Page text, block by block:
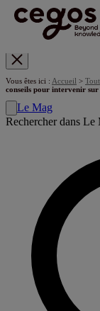
Vous êtes ici : Accueil >
conseils pour intervenir
Le Mag
Rechercher dans Le